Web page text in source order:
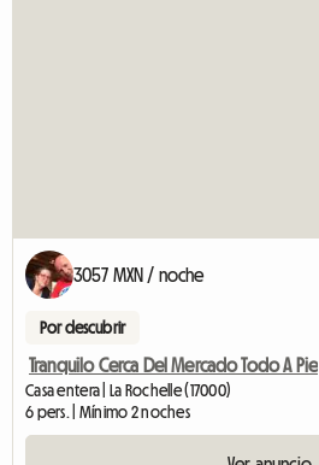
3057 MXN / noche
Por descubrir
Tranquilo Cerca Del Mercado Todo A Pie
Casa entera | La Rochelle (17000)
6 pers. | Mínimo 2 noches